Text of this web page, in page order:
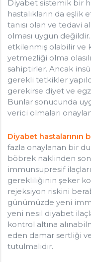
Diyabet sistemik bir
hastalıkların da eşlik
tanısı olan ve tedavi
olması uygun
etkilenmiş olabilir ve
yetmezliği olma
sahiptirler. Ancak
gerekli tetkikler
gerekirse diyet ve
Bunlar sonucunda
verici olmaları
Diyabet hastalarının
fazla onaylanan bir
böbrek naklinden
immunsupresif
gerekliliğinin şeker
rejeksiyon riskini
günümüzde yeni
yeni nesil diyabet
kontrol altına
eden damar sertliği
tutulmalıdır.